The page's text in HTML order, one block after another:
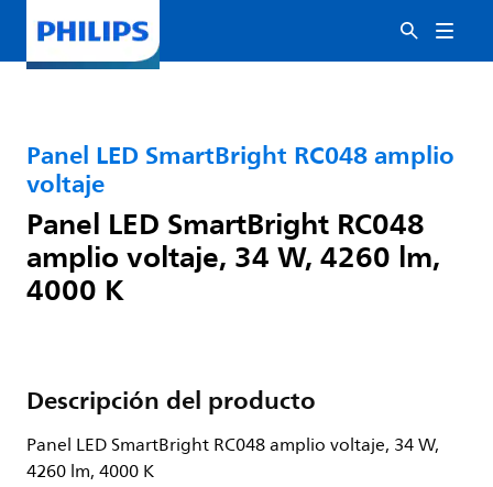
Panel LED SmartBright RC048 amplio
voltaje
Panel LED SmartBright RC048
amplio voltaje, 34 W, 4260 lm,
4000 K
Descripción del producto
Panel LED SmartBright RC048 amplio voltaje, 34 W,
4260 lm, 4000 K